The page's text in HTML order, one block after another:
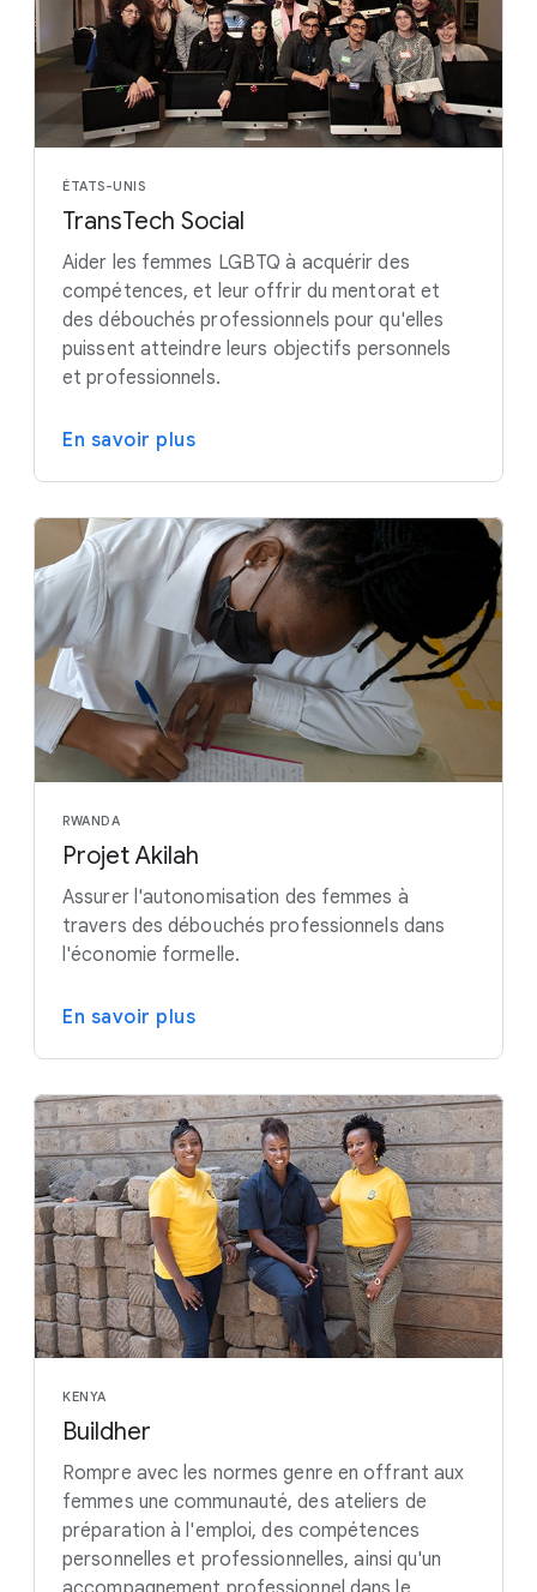
ÉTATS-UNIS
TransTech Social
Aider les femmes LGBTQ à acquérir des
compétences, et leur offrir du mentorat et
des débouchés professionnels pour qu'elles
puissent atteindre leurs objectifs personnels
et professionnels.
En savoir plus
RWANDA
Projet Akilah
Assurer l'autonomisation des femmes à
travers des débouchés professionnels dans
l'économie formelle.
En savoir plus
KENYA
Buildher
Rompre avec les normes genre en offrant aux
femmes une communauté, des ateliers de
préparation à l'emploi, des compétences
personnelles et professionnelles, ainsi qu'un